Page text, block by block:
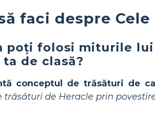
faci despre
poți folosi miturile
ta de clasă?
conceptul de trăsături de
trăsături de Heracle prin